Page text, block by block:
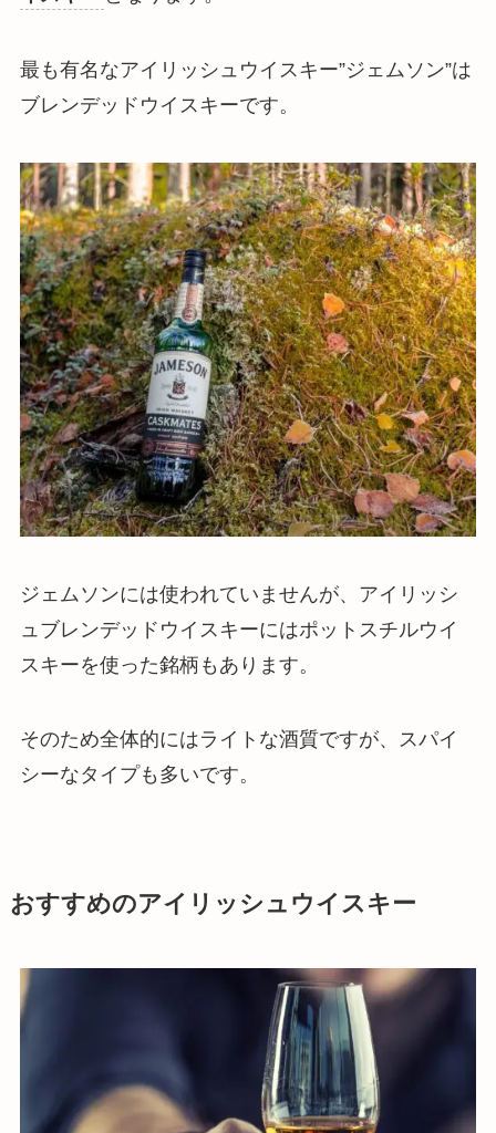
最も有名なアイリッシュウイスキー”ジェムソン”は
ブレンデッドウイスキーです。
ジェムソンには使われていませんが、アイリッシ
ュブレンデッドウイスキーにはポットスチルウイ
スキーを使った銘柄もあります。
そのため全体的にはライトな酒質ですが、スパイ
シーなタイプも多いです。
おすすめのアイリッシュウイスキー